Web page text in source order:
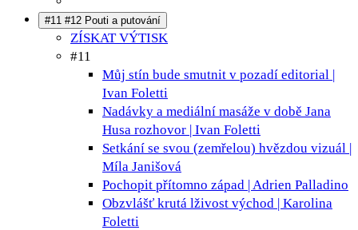
#11 #12 Pouti a putování
ZÍSKAT VÝTISK
#11
Můj stín bude smutnit v pozadí editorial |
Ivan Foletti
Nadávky a mediální masáže v době Jana
Husa rozhovor | Ivan Foletti
Setkání se svou (zemřelou) hvězdou vizuál |
Míla Janišová
Pochopit přítomno západ | Adrien Palladino
Obzvlášť krutá lživost východ | Karolina
Foletti